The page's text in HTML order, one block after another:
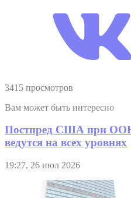
3415 просмотров
Вам может быть интересно
Постпред США при
ведутся на всех уровнях
19:27, 26 июл 2026